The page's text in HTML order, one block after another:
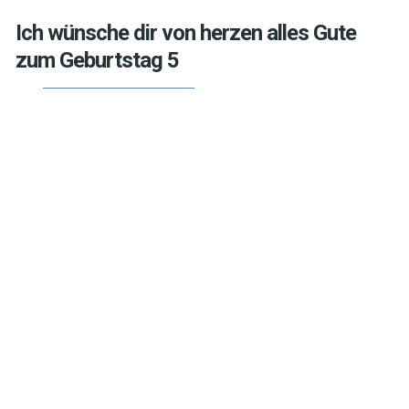
Ich wünsche dir von herzen alles Gute
zum Geburtstag 5